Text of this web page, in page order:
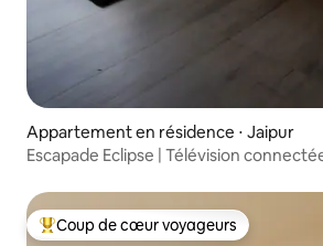
Appartement en résidence ⋅ Jaipur
Escapade Eclipse | Télévision
Coups de cœur voyageurs les plus
Coup de cœur voyageurs